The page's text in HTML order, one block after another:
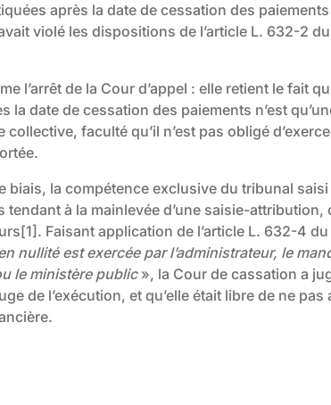
après la date de cessation des paiements
violé les dispositions de l’article L. 632-2
l’arrêt de la Cour d’appel : elle retient le fait
la date de cessation des paiements n’est
faculté qu’il n’est pas obligé
biais, la compétence exclusive du tribunal
à la mainlevée d’une saisie-attribution,
Faisant application de l’article L. 632-4
nullité est exercée par l’administrateur, le
le ministère public», la Cour de cassation a
de l’exécution, et qu’elle était libre de ne